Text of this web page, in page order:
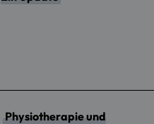
Physiotherapie und